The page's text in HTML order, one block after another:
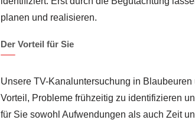
planen und realisieren.
Der Vorteil für Sie
Unsere TV-Kanaluntersuchung in
Vorteil, Probleme frühzeitig zu identifizieren
für Sie sowohl Aufwendungen als auch Zeit